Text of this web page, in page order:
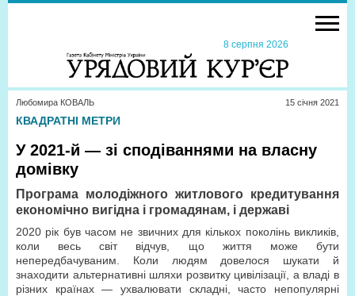
8 серпня 2026
Любомира КОВАЛЬ 15 сiчня 2021
КВАДРАТНІ МЕТРИ
У 2021-й — зі сподіваннями на власну
домівку
Програма молодіжного житлового кредитування
економічно вигідна і громадянам, і державі
2020 рік був часом не звичних для кількох поколінь викликів,
коли весь світ відчув, що життя може бути
непередбачуваним. Коли людям довелося шукати й
знаходити альтернативні шляхи розвитку цивілізації, а владі в
різних країнах — ухвалювати складні, часто непопулярні